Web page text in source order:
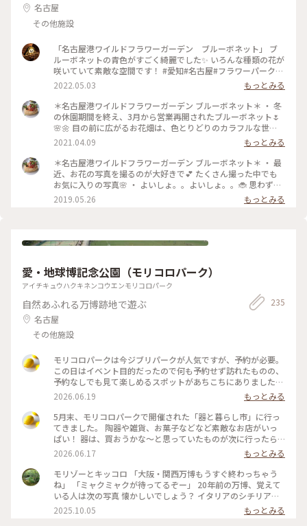
名古屋
その他施設
「名古屋港ワイルドフラワーガーデン ブルーボネット」 ブ
ルーボネットの青色がすごく綺麗でした✨ いろんな種類の花が
咲いていて素敵な空間です！ #愛知#名古屋#フラワーパーク#
春風さんぽ
2022.05.03
もっとみる
＊名古屋港ワイルドフラワーガーデン ブルーボネット＊ ・ 冬
の休園期間を終え、3月から営業再開されたブルーボネット🌷
🌸🌼 目の前に広がるお花畑は、色とりどりのカラフルな世
界。 チューリップを中心にネモフィラも咲いていて、春爛漫✨
・ お花を見るには最高の季節ですね💕 ・ #春ふわり#ブルーボ
ネット#チューリップ#お花
2021.04.09
もっとみる
＊名古屋港ワイルドフラワーガーデン ブルーボネット＊ ・ 最
近、お花の写真を撮るのが大好きで💕 たくさん撮った中でも
お気に入りの写真🌸 ・ よいしょ。。よいしょ。。🐞 思わず応
援したくなる後ろ姿💕 可愛すぎ😍 ・ 初夏のガーデンは可愛い
お花もたくさん🌸🌼🌹 休みの度に通いたい大好きな場所です
2019.05.26 もっとみる
愛・地球博記念公園（モリコロパーク）
アイチキュウハクキネンコウエンモリコロパーク
自然あふれる万博跡地で遊ぶ
名古屋
その他施設
235
モリコロパークは今ジブリパークが人気ですが、予約が必要。
この日はイベント目的だったので何も予約せず訪れたものの、
予約なしでも見て楽しめるスポットがあちこちにありました。
今度はジブリ作品を予習復習して、ちゃんと計画して行きたい
です！ #愛知県 #長久手市 #モリコロパーク #ジブリ #公園
2026.06.19
もっとみる
5月末、モリコロパークで開催された「器と暮らし市」に行っ
てきました。 陶器や雑貨、お菓子などなど素敵なお店がいっ
ぱい！ 器は、買おうかな〜と思っていたものが次に行ったら
売り切れていて結局何も買わず…😂でしたが、やちむんのお店
で陶器のピアスと、愛知のお店watasito.さんの可愛くて美味
しい焼菓子を購入。 とても暑かったので、以前お菓子を買っ
てお気に入りのお店になったoyatsupokkeさんのピーチジャ
スミンティーソーダで休憩。 青空の下、芝生の上でのイベン
トはとても気持ちのいい空間でした🌿 #愛知県 #長久手市 #イ
ベント #モリコロパーク #公園 #陶磁器 #焼菓子 #おやつ
2026.06.17
もっとみる
モリゾーとキッコロ 「大阪・関西万博もうすぐ終わっちゃう
ね」 「ミャクミャクが待ってるぞー」 20年前の万博、覚えて
いる人は次の写真 懐かしいでしょう？ イタリアのシチリアで
見つかった踊るサチュロスや🇨🇦カナダのオーロラなど 貴賓
室に当時の天皇陛下、皇太子がいらっしゃった様子が展示して
2025.10.05 もっとみる